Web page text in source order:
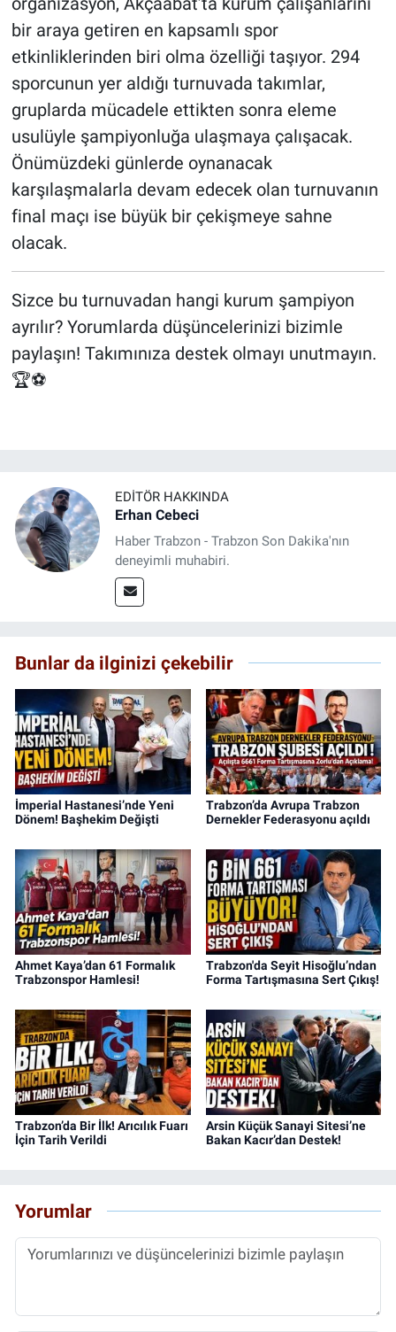
bir araya getiren en kapsamlı spor
etkinliklerinden biri olma özelliği taşıyor. 294
sporcunun yer aldığı turnuvada takımlar,
gruplarda mücadele ettikten sonra eleme
usulüyle şampiyonluğa ulaşmaya çalışacak.
Önümüzdeki günlerde oynanacak
karşılaşmalarla devam edecek olan turnuvanın
final maçı ise büyük bir çekişmeye sahne
olacak.
Sizce bu turnuvadan hangi kurum şampiyon
ayrılır? Yorumlarda düşüncelerinizi bizimle
paylaşın! Takımınıza destek olmayı unutmayın.
🏆⚽
EDITÖR HAKKINDA
Erhan Cebeci
Haber Trabzon - Trabzon Son Dakika'nın
deneyimli muhabiri.
Bunlar da ilginizi çekebilir
İmperial Hastanesi’nde Yeni
Dönem! Başhekim Değişti
Trabzon’da Avrupa Trabzon
Dernekler Federasyonu açıldı
Ahmet Kaya’dan 61 Formalık
Trabzonspor Hamlesi!
Trabzon'da Seyit Hisoğlu’ndan
Forma Tartışmasına Sert Çıkış!
Trabzon’da Bir İlk! Arıcılık Fuarı
İçin Tarih Verildi
Arsin Küçük Sanayi Sitesi’ne
Bakan Kacır’dan Destek!
Yorumlar